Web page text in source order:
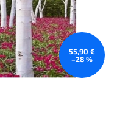
55,90 €
–28 %